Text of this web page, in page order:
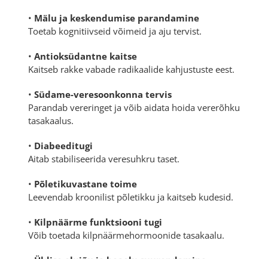
• Mälu ja keskendumise parandamine
Toetab kognitiivseid võimeid ja aju tervist.
• Antioksüdantne kaitse
Kaitseb rakke vabade radikaalide kahjustuste eest.
• Südame-veresoonkonna tervis
Parandab vereringet ja võib aidata hoida vererõhku
tasakaalus.
• Diabeeditugi
Aitab stabiliseerida veresuhkru taset.
• Põletikuvastane toime
Leevendab kroonilist põletikku ja kaitseb kudesid.
• Kilpnäärme funktsiooni tugi
Võib toetada kilpnäärmehormoonide tasakaalu.